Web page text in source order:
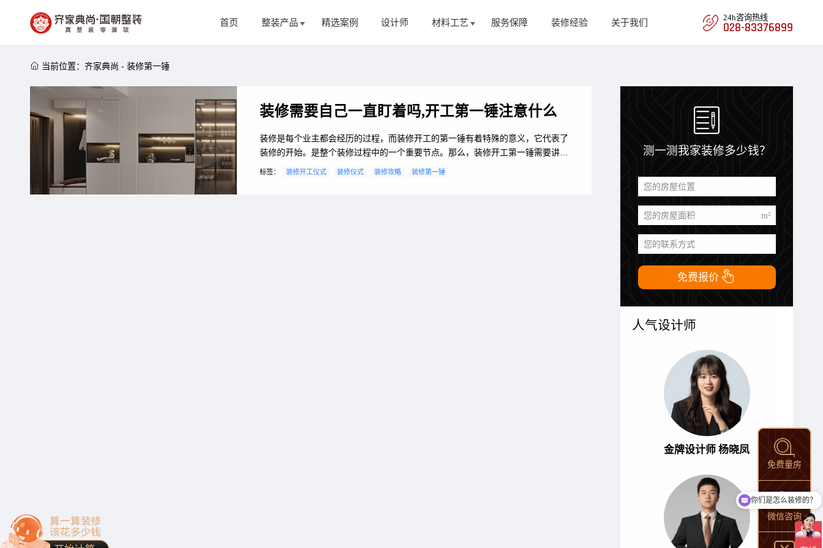
首页 整装产品 精选案例 设计师 材料工艺 服务保障 装修经验 关于我们
24h咨询热线
028-83376899
 当前位置： 齐家典尚 -装修第一锤
装修需要自己一直盯着吗,开工第一锤注意什么
装修是每个业主都会经历的过程，而装修开工的第一锤有着特殊的意义，它代表了
装修的开始。是整个装修过程中的一个重要节点。那么，装修开工第一锤需要讲究
什么呢？装修过程中又是否需要业主一直盯着呢？接下来我们来探讨一下。装修开
标签： 装修开工仪式 装修仪式 装修攻略 装修第一锤

测一测我家装修多少钱？
您的房屋位置
您的房屋面积 m²
您的联系方式
免费报价 
人气设计师
金牌设计师 杨晓凤
免费量房
微信咨询
你们是怎么装修的？